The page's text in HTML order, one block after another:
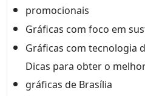
promocionais
Gráficas com foco em
Gráficas com tecnologia
Dicas para obter o
gráficas de Brasília